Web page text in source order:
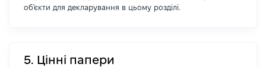
об'єкти для декларування в цьому розділі.
5. Цінні папери